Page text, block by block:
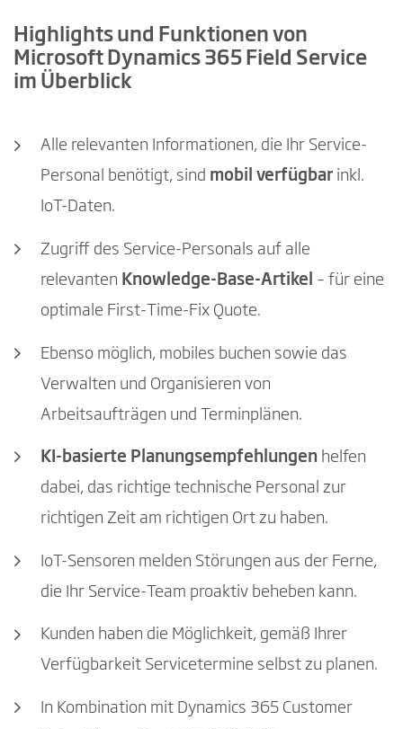
Highlights und Funktionen von
Microsoft Dynamics 365 Field Service
im Überblick
Alle relevanten Informationen, die Ihr Service-
Personal benötigt, sind mobil verfügbar inkl.
IoT-Daten.
Zugriff des Service-Personals auf alle
relevanten Knowledge-Base-Artikel
– für eine
optimale First-Time-Fix Quote.
Ebenso möglich, mobiles buchen sowie das
Verwalten und Organisieren von
Arbeitsaufträgen und Terminplänen.
KI-basierte Planungsempfehlungen helfen
dabei, das richtige technische Personal zur
richtigen Zeit am richtigen Ort zu haben.
IoT-Sensoren melden Störungen aus der Ferne,
die Ihr Service-Team proaktiv beheben kann.
Kunden haben die Möglichkeit, gemäß Ihrer
Verfügbarkeit Servicetermine selbst zu planen.
In Kombination mit Dynamics 365 Customer